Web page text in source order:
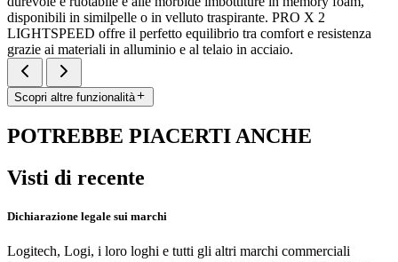
disponibili in similpelle o in velluto traspirante. PRO X 2
LIGHTSPEED offre il perfetto equilibrio tra comfort e resistenza
grazie ai materiali in alluminio e al telaio in acciaio.
Scopri altre funzionalità
POTREBBE PIACERTI ANCHE
Visti di recente
Dichiarazione legale sui marchi
Logitech, Logi, i loro loghi e tutti gli altri marchi commerciali